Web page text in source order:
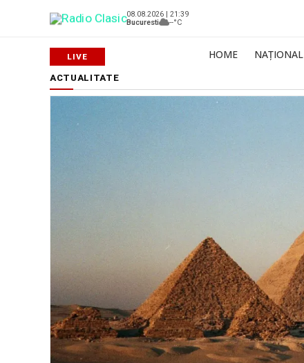
08.08.2026 | 21:39
Bucuresti
--°C
HOME NAȚIONAL
ACTUALITATE